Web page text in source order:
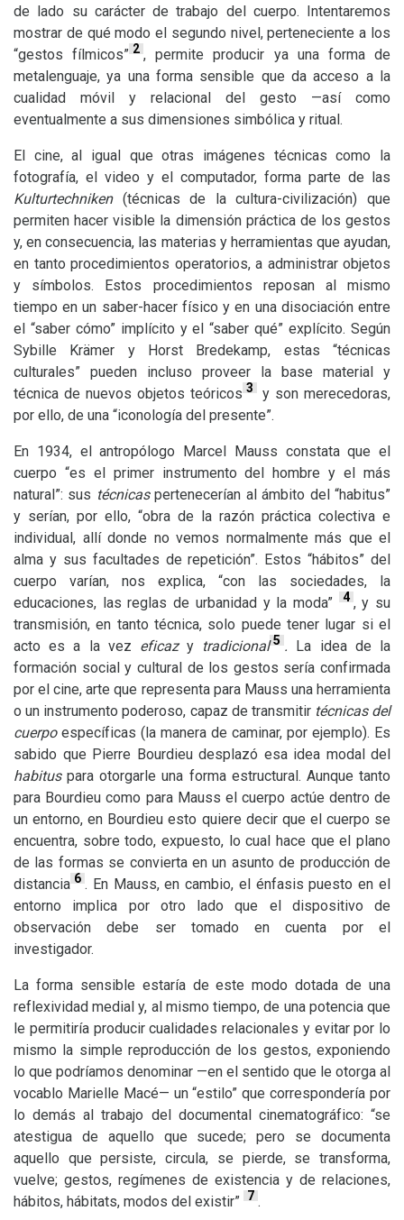
de lado su carácter de trabajo del cuerpo. Intentaremos
mostrar de qué modo el segundo nivel, perteneciente a los
“gestos fílmicos” 2 , permite producir ya una forma de
metalenguaje, ya una forma sensible que da acceso a la
cualidad móvil y relacional del gesto —así como
eventualmente a sus dimensiones simbólica y ritual.
El cine, al igual que otras imágenes técnicas como la
fotografía, el video y el computador, forma parte de las
Kulturtechniken(técnicas de la cultura-civilización) que
permiten hacer visible la dimensión práctica de los gestos
y, en consecuencia, las materias y herramientas que ayudan,
en tanto procedimientos operatorios, a administrar objetos
y símbolos. Estos procedimientos reposan al mismo
tiempo en un saber-hacer físico y en una disociación entre
el “saber cómo” implícito y el “saber qué” explícito. Según
Sybille Krämer y Horst Bredekamp, estas “técnicas
culturales” pueden incluso proveer la base material y
técnica de nuevos objetos teóricos 3
y son merecedoras,
por ello, de una “iconología del presente”.
En 1934, el antropólogo Marcel Mauss constata que el
cuerpo “es el primer instrumento del hombre y el más
natural”: sus técnicaspertenecerían al ámbito del “habitus”
y serían, por ello, “obra de la razón práctica colectiva e
individual, allí donde no vemos normalmente más que el
alma y sus facultades de repetición”. Estos “hábitos” del
cuerpo varían, nos explica, “con las sociedades, la
educaciones, las reglas de urbanidad y la moda”
4 , y su
transmisión, en tanto técnica, solo puede tener lugar si el
acto es a la vez eficazy tradicional 5 . La idea de la
formación social y cultural de los gestos sería confirmada
por el cine, arte que representa para Mauss una herramienta
o un instrumento poderoso, capaz de transmitir técnicas del
cuerpoespecíficas (la manera de caminar, por ejemplo). Es
sabido que Pierre Bourdieu desplazó esa idea modal del
habituspara otorgarle una forma estructural. Aunque tanto
para Bourdieu como para Mauss el cuerpo actúe dentro de
un entorno, en Bourdieu esto quiere decir que el cuerpo se
encuentra, sobre todo, expuesto, lo cual hace que el plano
de las formas se convierta en un asunto de producción de
distancia 6 . En Mauss, en cambio, el énfasis puesto en el
entorno implica por otro lado que el dispositivo de
observación debe ser tomado en cuenta por el
investigador.
La forma sensible estaría de este modo dotada de una
reflexividad medial y, al mismo tiempo, de una potencia que
le permitiría producir cualidades relacionales y evitar por lo
mismo la simple reproducción de los gestos, exponiendo
lo que podríamos denominar —en el sentido que le otorga al
vocablo Marielle Macé— un “estilo” que correspondería por
lo demás al trabajo del documental cinematográfico: “se
atestigua de aquello que sucede; pero se documenta
aquello que persiste, circula, se pierde, se transforma,
vuelve; gestos, regímenes de existencia y de relaciones,
hábitos, hábitats, modos del existir” 7 .